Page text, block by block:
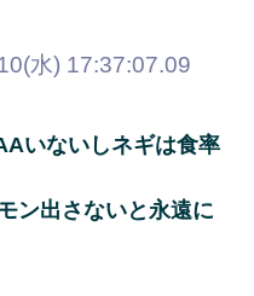
水) 17:37:07.09
いないしネギは食率
ン出さないと永遠に